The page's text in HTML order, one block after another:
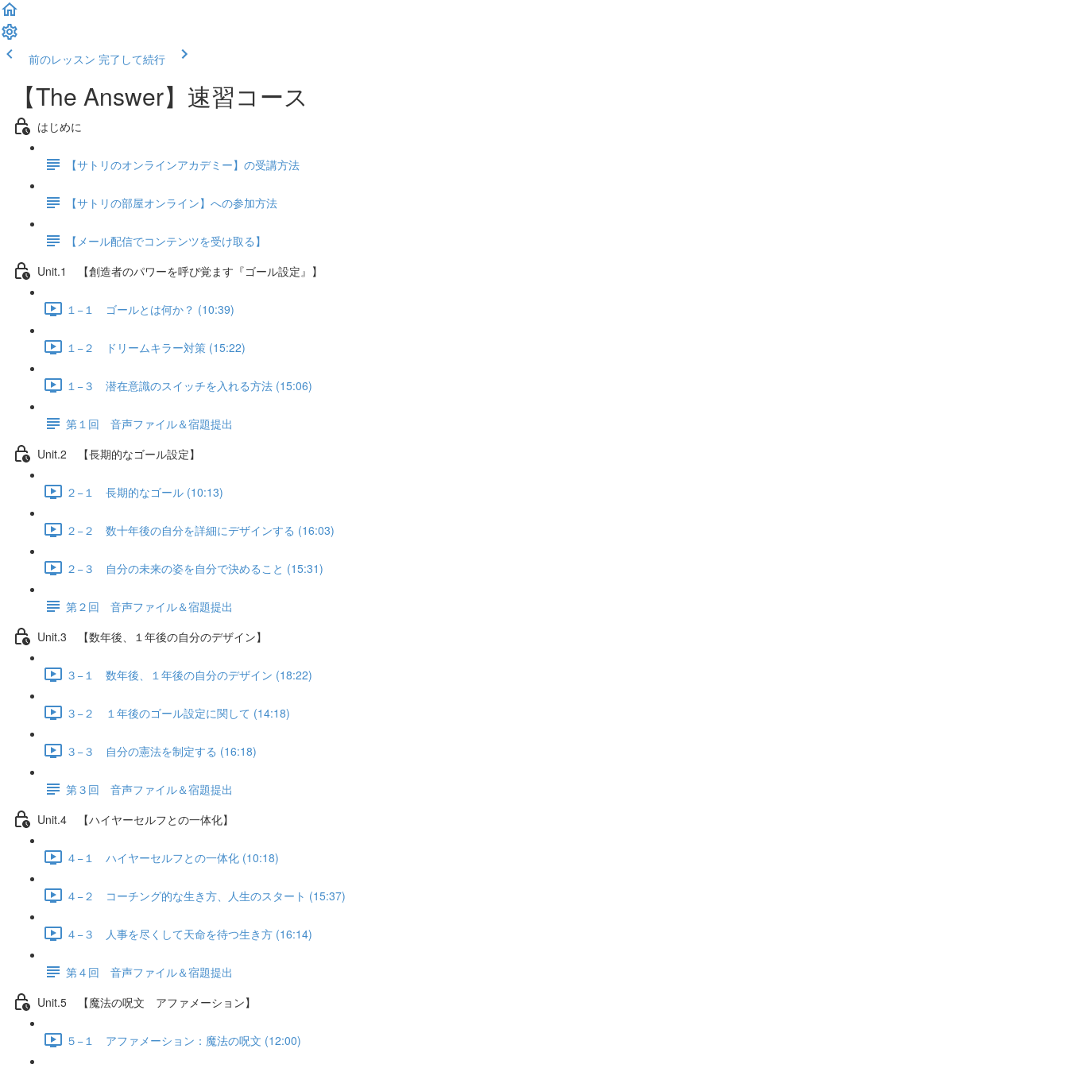
前のレッスン 完了して続行
【The Answer】速習コース
はじめに
【サトリのオンラインアカデミー】の受講方法
【サトリの部屋オンライン】への参加方法
【メール配信でコンテンツを受け取る】
Unit.1 【創造者のパワーを呼び覚ます『ゴール設定』】
１−１ ゴールとは何か？ (10:39)
１−２ ドリームキラー対策 (15:22)
１−３ 潜在意識のスイッチを入れる方法 (15:06)
第１回 音声ファイル＆宿題提出
Unit.2 【長期的なゴール設定】
２−１ 長期的なゴール (10:13)
２−２ 数十年後の自分を詳細にデザインする (16:03)
２−３ 自分の未来の姿を自分で決めること (15:31)
第２回 音声ファイル＆宿題提出
Unit.3 【数年後、１年後の自分のデザイン】
３−１ 数年後、１年後の自分のデザイン (18:22)
３−２ １年後のゴール設定に関して (14:18)
３−３ 自分の憲法を制定する (16:18)
第３回 音声ファイル＆宿題提出
Unit.4 【ハイヤーセルフとの一体化】
４−１ ハイヤーセルフとの一体化 (10:18)
４−２ コーチング的な生き方、人生のスタート (15:37)
４−３ 人事を尽くして天命を待つ生き方 (16:14)
第４回 音声ファイル＆宿題提出
Unit.5 【魔法の呪文 アファメーション】
５−１ アファメーション：魔法の呪文 (12:00)